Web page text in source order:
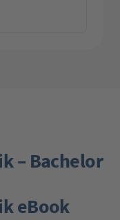
– Bachelor
eBook